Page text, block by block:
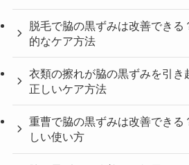
脱毛で脇の黒ずみは改善できる
的なケア方法
衣類の擦れが脇の黒ずみを引き
正しいケア方法
重曹で脇の黒ずみは改善できる
しい使い方